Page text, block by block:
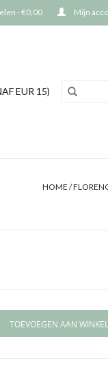
- €0,00 Mijn
EUR 15)
HOME /
TOEVOEGEN AAN